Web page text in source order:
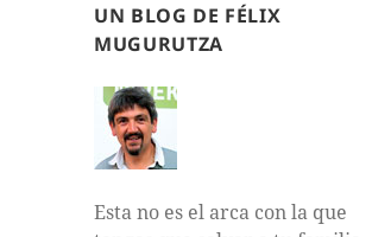
UN BLOG DE FÉLIX
MUGURUTZA
Esta no es el arca con la que